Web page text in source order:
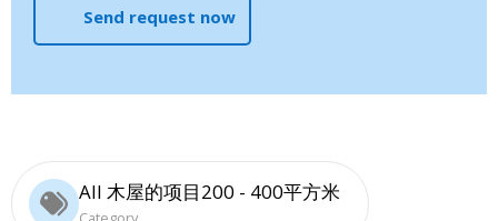
Send request now
All 木屋的项目200 - 400平方米